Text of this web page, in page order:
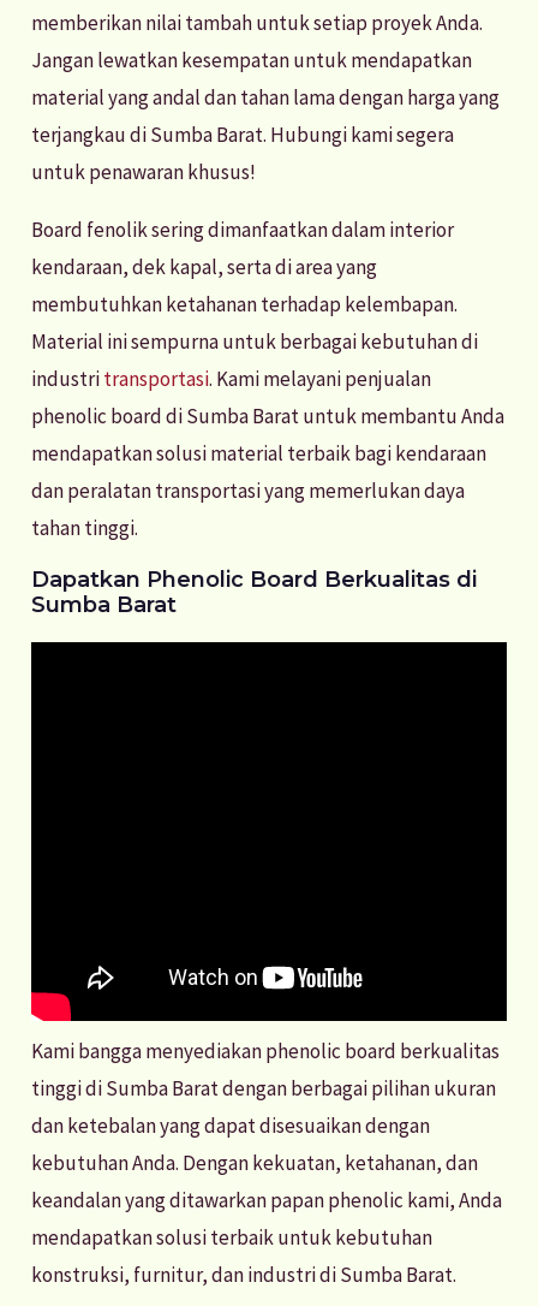
memberikan nilai tambah untuk setiap proyek Anda.
Jangan lewatkan kesempatan untuk mendapatkan
material yang andal dan tahan lama dengan harga yang
terjangkau di Sumba Barat. Hubungi kami segera
untuk penawaran khusus!
Board fenolik sering dimanfaatkan dalam interior
kendaraan, dek kapal, serta di area yang
membutuhkan ketahanan terhadap kelembapan.
Material ini sempurna untuk berbagai kebutuhan di
industritransportasi. Kami melayani penjualan
phenolic board di Sumba Barat untuk membantu Anda
mendapatkan solusi material terbaik bagi kendaraan
dan peralatan transportasi yang memerlukan daya
tahan tinggi.
Dapatkan Phenolic Board Berkualitas di
Sumba Barat
Kami bangga menyediakan phenolic board berkualitas
tinggi di Sumba Barat dengan berbagai pilihan ukuran
dan ketebalan yang dapat disesuaikan dengan
kebutuhan Anda. Dengan kekuatan, ketahanan, dan
keandalan yang ditawarkan papan phenolic kami, Anda
mendapatkan solusi terbaik untuk kebutuhan
konstruksi, furnitur, dan industri di Sumba Barat.